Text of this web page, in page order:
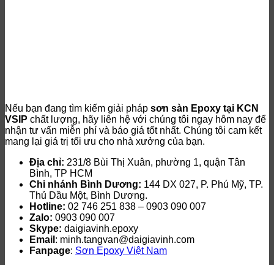
Nếu bạn đang tìm kiếm giải pháp sơn sàn Epoxy tại KCN
VSIP chất lượng, hãy liên hệ với chúng tôi ngay hôm nay để
nhận tư vấn miễn phí và báo giá tốt nhất. Chúng tôi cam kết
mang lại giá trị tối ưu cho nhà xưởng của bạn.
Địa chỉ: 231/8 Bùi Thị Xuân, phường 1, quận Tân
Bình, TP HCM
Chi nhánh Bình Dương: 144 DX 027, P. Phú Mỹ, TP.
Thủ Dầu Một, Bình Dương.
Hotline: 02 746 251 838 – 0903 090 007
Zalo: 0903 090 007
Skype: daigiavinh.epoxy
Email : minh.tangvan@daigiavinh.com
Fanpage: Sơn Epoxy Việt Nam